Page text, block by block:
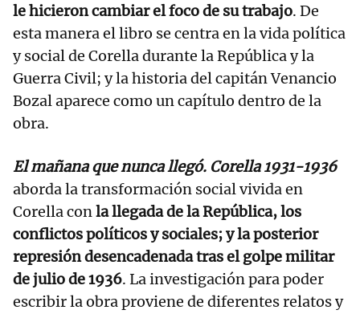
le hicieron cambiar el foco de su trabajo. De
esta manera el libro se centra en la vida política
y social de Corella durante la República y la
Guerra Civil; y la historia del capitán Venancio
Bozal aparece como un capítulo dentro de la
obra.
El mañana que nunca llegó. Corella 1931-1936
aborda la transformación social vivida en
Corella conla llegada de la República, los
conflictos políticos y sociales; y la posterior
represión desencadenada tras el golpe militar
de julio de 1936. La investigación para poder
escribir la obra proviene de diferentes relatos y